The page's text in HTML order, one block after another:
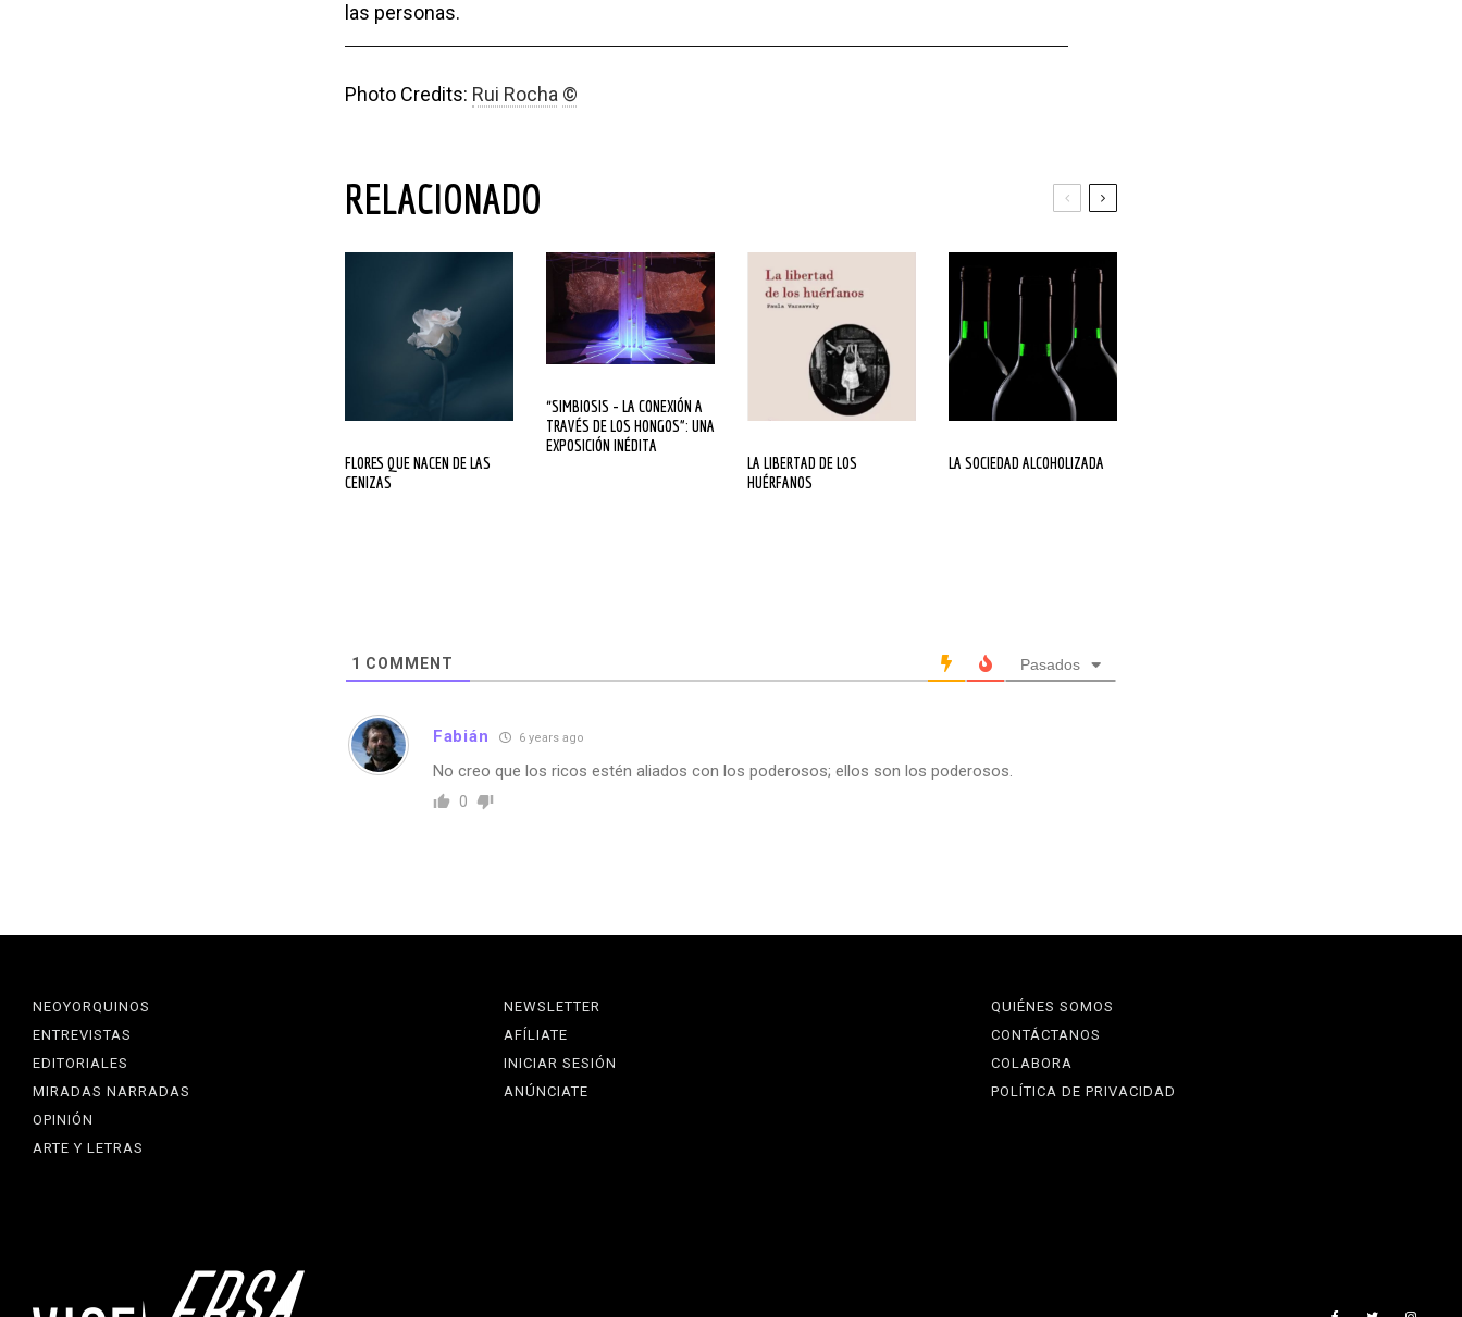
las personas.
Photo Credits: Rui Rocha ©
RELACIONADO
FLORES QUE NACEN DE LAS
CENIZAS
“SIMBIOSIS – LA CONEXIÓN A
TRAVÉS DE LOS HONGOS”: UNA
EXPOSICIÓN INÉDITA
LA LIBERTAD DE LOS
HUÉRFANOS
LA SOCIEDAD ALCOHOLIZADA
1 COMMENT pasados
Fabián 6 years ago
No creo que los ricos estén aliados con los poderosos; ellos son los poderosos.
0
NEOYORQUINOS
ENTREVISTAS
EDITORIALES
MIRADAS NARRADAS
OPINIÓN
ARTE Y LETRAS
NEWSLETTER
AFÍLIATE
INICIAR SESIÓN
ANÚNCIATE
QUIÉNES SOMOS
CONTÁCTANOS
COLABORA
POLÍTICA DE PRIVACIDAD